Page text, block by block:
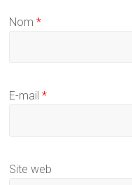
Nom*
E-mail*
Site web